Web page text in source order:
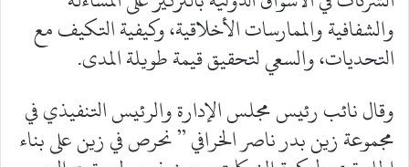
والشفافية والممارسات الأخلاقية، وكيفية التكيف مع
التحديات، والسعي لتحقيق قيمة طويلة المدى.
وقال نائب رئيس مجلس الإدارة والرئيس التنفيذي في
مجموعة زين بدر ناصر الخرافي ” نحرص في زين على بناء